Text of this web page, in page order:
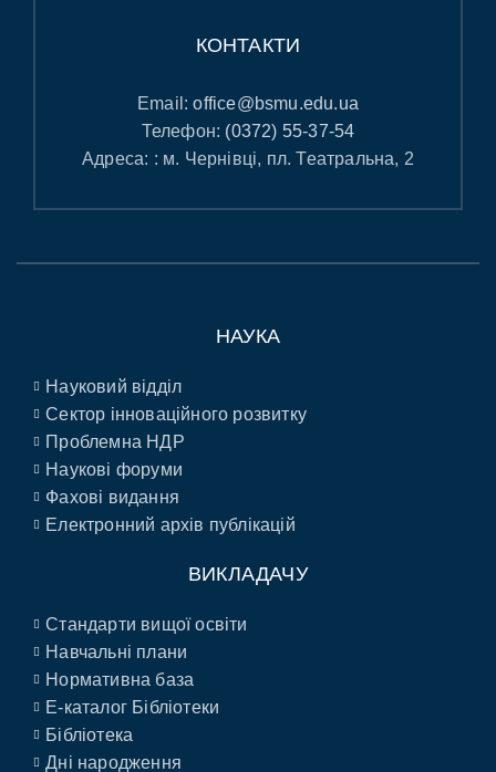
КОНТАКТИ
Email:office@bsmu.edu.ua
Телефон: (0372) 55-37-54
Адреса: : м. Чернівці, пл. Театральна, 2
НАУКА
Науковий відділ
Сектор інноваційного розвитку
Проблемна НДР
Наукові форуми
Фахові видання
Електронний архів публікацій
ВИКЛАДАЧУ
Стандарти вищої освіти
Навчальні плани
Нормативна база
E-каталог Бібліотеки
Бібліотека
Дні народження